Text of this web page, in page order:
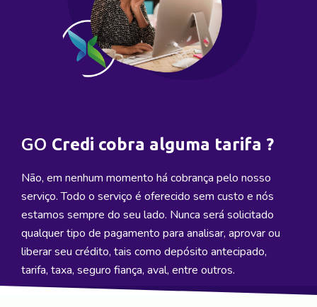
GO Credi cobra alguma tarifa ?
Não, em nenhum momento há cobrança pelo nosso
serviço. Todo o serviço é oferecido sem custo e nós
estamos sempre do seu lado. Nunca será solicitado
qualquer tipo de pagamento para analisar, aprovar ou
liberar seu crédito, tais como depósito antecipado,
tarifa, taxa, seguro fiança, aval, entre outros.